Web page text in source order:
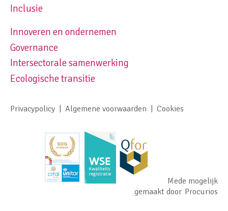
Inclusie
Footer navigation right
Innoveren en ondernemen
Governance
Intersectorale samenwerking
Ecologische transitie
Footer meta navigation
Privacypolicy Algemene voorwaarden Cookies
Mede mogelijk
gemaakt door Procurios